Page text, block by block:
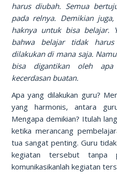
harus diubah. Semua
pada relnya. Demikian
haknya untuk bisa belajar.
bahwa belajar tidak
dilakukan di mana saja.
bisa digantikan oleh
kecerdasan buatan.
Apa yang dilakukan guru?
yang harmonis, antara
Mengapa demikian? Itulah
ketika merancang
tua sangat penting. Guru
kegiatan tersebut tanpa
komunikasikanlah kegiatan